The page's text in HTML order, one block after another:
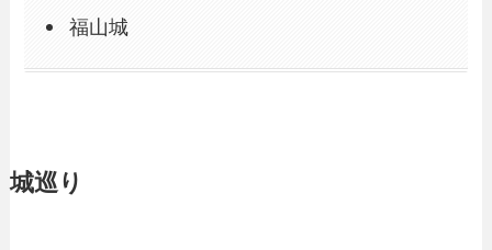
福山城
城巡り